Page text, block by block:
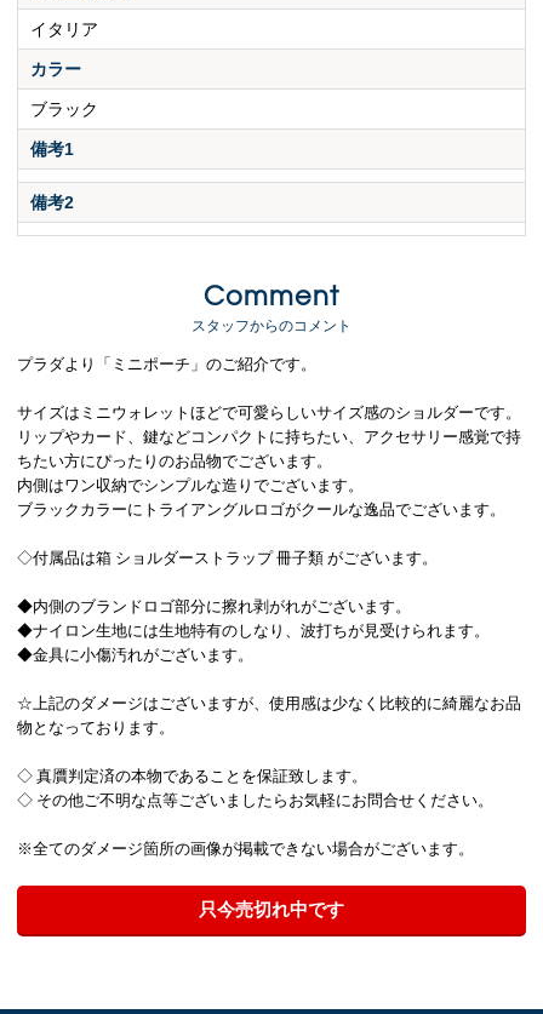
イタリア
カラー
ブラック
備考1
備考2
Comment
スタッフからのコメント
プラダより「ミニポーチ」のご紹介です。
サイズはミニウォレットほどで可愛らしいサイズ感のショルダーです。
リップやカード、鍵などコンパクトに持ちたい、アクセサリー感覚で持
ちたい方にぴったりのお品物でございます。
内側はワン収納でシンプルな造りでございます。
ブラックカラーにトライアングルロゴがクールな逸品でございます。
◇付属品は箱 ショルダーストラップ 冊子類 がございます。
◆内側のブランドロゴ部分に擦れ剥がれがございます。
◆ナイロン生地には生地特有のしなり、波打ちが見受けられます。
◆金具に小傷汚れがございます。
☆上記のダメージはございますが、使用感は少なく比較的に綺麗なお品
物となっております。
◇ 真贋判定済の本物であることを保証致します。
◇ その他ご不明な点等ございましたらお気軽にお問合せください。
※全てのダメージ箇所の画像が掲載できない場合がございます。
只今売切れ中です